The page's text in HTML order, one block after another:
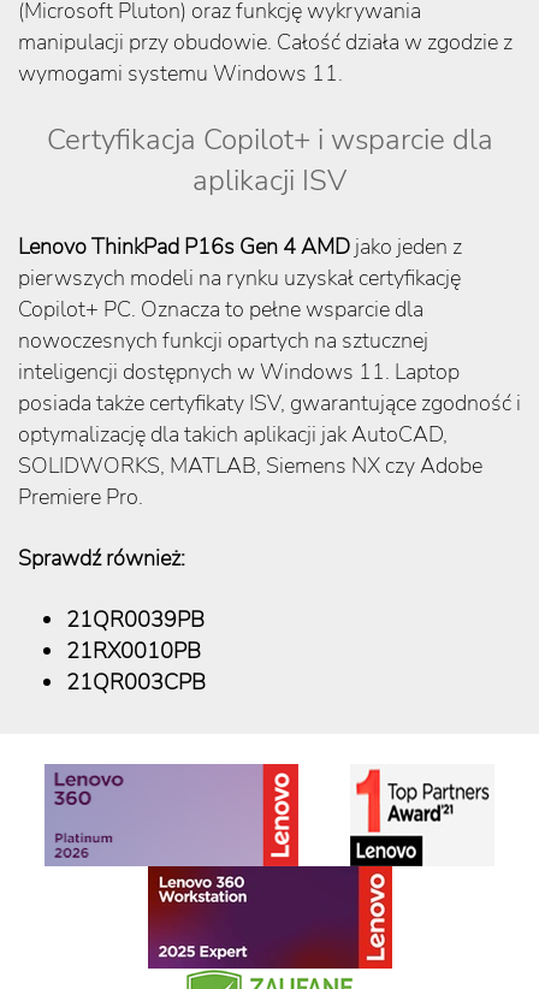
(Microsoft Pluton) oraz funkcję wykrywania
manipulacji przy obudowie. Całość działa w zgodzie z
wymogami systemu Windows 11.
Certyfikacja Copilot+ i wsparcie dla
aplikacji ISV
Lenovo ThinkPad P16s Gen 4 AMD jako jeden z
pierwszych modeli na rynku uzyskał certyfikację
Copilot+ PC. Oznacza to pełne wsparcie dla
nowoczesnych funkcji opartych na sztucznej
inteligencji dostępnych w Windows 11. Laptop
posiada także certyfikaty ISV, gwarantujące zgodność i
optymalizację dla takich aplikacji jak AutoCAD,
SOLIDWORKS, MATLAB, Siemens NX czy Adobe
Premiere Pro.
Sprawdź również:
21QR0039PB
21RX0010PB
21QR003CPB